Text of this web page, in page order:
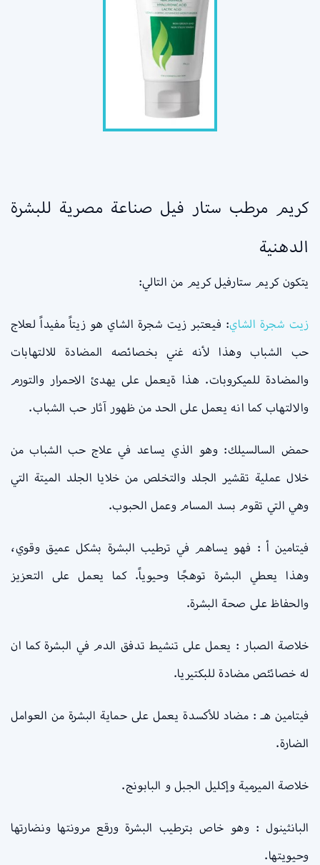
كريم مرطب ستار فيل صناعة مصرية للبشرة
الدهنية
يتكون كريم ستارفيل كريم من التالي:
زيت شجرة الشاي: فيعتبر زيت شجرة الشاي هو زيتاً مفيداً لعلاج
حب الشباب وهذا لأنه غني بخصائصه المضادة للالتهابات
والمضادة للميكروبات. هذا ةيعمل على يهدئ الاحمرار والتورم
والالتهاب كما انه يعمل على الحد من ظهور آثار حب الشباب.
حمض السالسيلك: وهو الذي يساعد في علاج حب الشباب من
خلال عملية تقشير الجلد والتخلص من خلايا الجلد الميتة التي
وهي التي تقوم بسد المسام وعمل الحبوب.
فيتامين أ : فهو يساهم في ترطيب البشرة بشكل عميق وقوي،
وهذا يعطي البشرة توهجًا وحيوياً. كما يعمل على التعزيز
والحفاظ على صحة البشرة.
خلاصة الصبار : يعمل على تنشيط تدفق الدم في البشرة كما ان
له خصائئص مضادة للبكتيريا.
فيتامين هـ : مضاد للأكسدة يعمل على حماية البشرة من العوامل
الضارة.
خلاصة الميرمية وإكليل الجبل و البابونج.
البانثينول : وهو خاص بترطيب البشرة ورقع مرونتها ونضارتها
وحيويتها.